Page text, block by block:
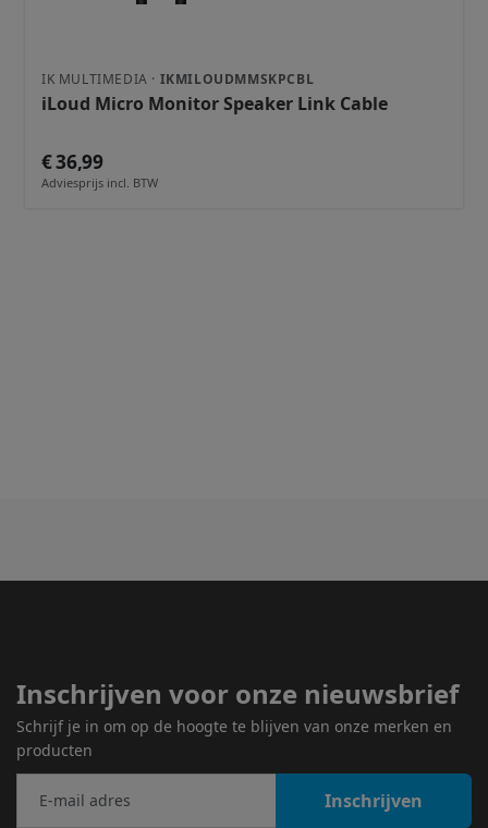
IK MULTIMEDIA · IKMILOUDMMSKPCBL
iLoud Micro Monitor Speaker Link Cable
€ 36,99
Adviesprijs incl. BTW
Inschrijven voor onze nieuwsbrief
Schrijf je in om op de hoogte te blijven van onze merken en
producten
Inschrijven